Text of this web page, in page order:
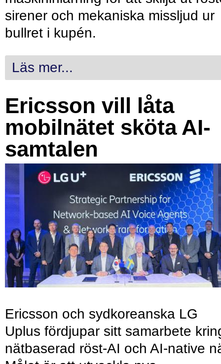
sirener och mekaniska missljud ur
bullret i kupén.
Läs mer...
Ericsson vill låta
mobilnätet sköta AI-
samtalen
Ericsson och sydkoreanska LG
Uplus fördjupar sitt samarbete
nätbaserad röst-AI och AI-native